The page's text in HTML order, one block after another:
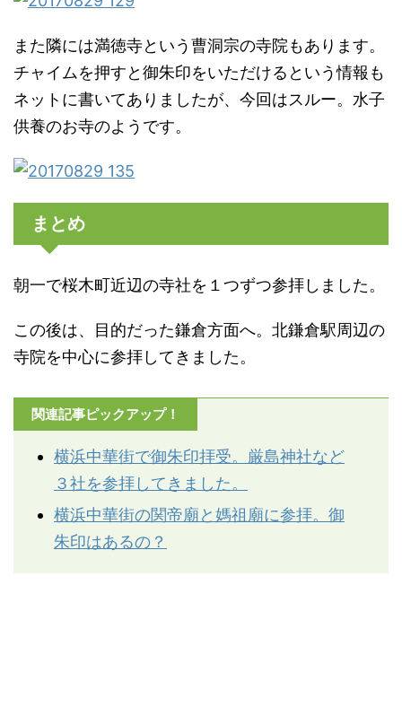
また隣には満徳寺という曹洞宗の寺院もあります。
チャイムを押すと御朱印をいただけるという情報も
ネットに書いてありましたが、今回はスルー。水子
供養のお寺のようです。
まとめ
朝一で桜木町近辺の寺社を１つずつ参拝しました。
この後は、目的だった鎌倉方面へ。北鎌倉駅周辺の
寺院を中心に参拝してきました。
関連記事ピックアップ！
横浜中華街で御朱印拝受。厳島神社など
３社を参拝してきました。
横浜中華街の関帝廟と媽祖廟に参拝。御
朱印はあるの？